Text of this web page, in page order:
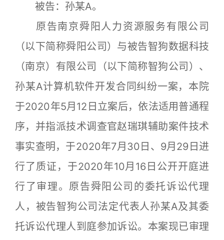
被告：孙某A。
原告南京舜阳人力资源服务有限公司
（以下简称舜阳公司）与被告智狗数据科技
（南京）有限公司（以下简称智狗公司）、
孙某A计算机软件开发合同纠纷一案，本院
于2020年5月12日立案后，依法适用普通程
序，并指派技术调查官赵瑞琪辅助案件技术
事实查明，于2020年7月30日、9月29日进
行了质证，于2020年10月16日公开开庭进
行了审理。原告舜阳公司的委托诉讼代理
人，被告智狗公司法定代表人孙某A及其委
托诉讼代理人到庭参加诉讼。本案现已审理